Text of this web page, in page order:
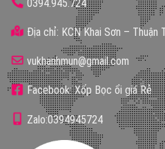
0394.945.724
Địa chỉ: KCN Khai Sơn – Thuận
vukhanhmun@gmail.com
Facebook: Xốp Bọc ổi giá Rẻ
Zalo:0394945724